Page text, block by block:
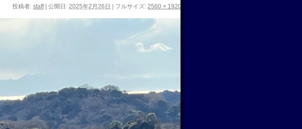
投稿者: staff 公開日: 2025年2月26日 フルサイズ: 2560 × 1920